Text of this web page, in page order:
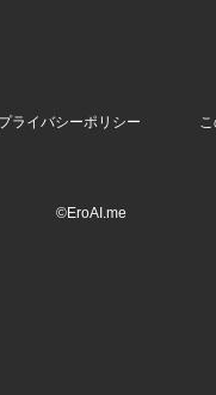
プライバシーポリシー
©EroAI.me